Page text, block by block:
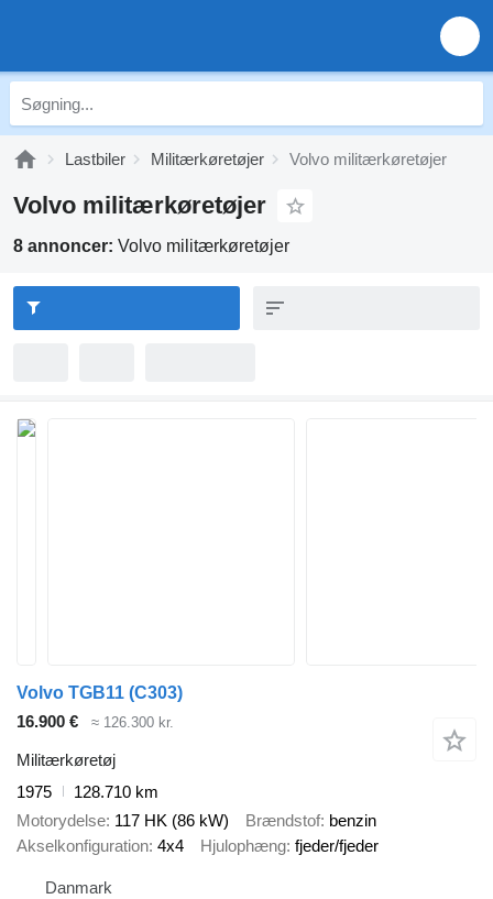
Lastbiler Militærkøretøjer Volvo militærkøretøjer
Volvo militærkøretøjer
8 annoncer: Volvo militærkøretøjer
Volvo TGB11 (C303)
16.900 €
≈ 126.300 kr.
Militærkøretøj
1975
128.710 km
Motorydelse 117 HK (86 kW) Brændstof benzin
Akselkonfiguration 4x4 Hjulophæng fjeder/fjeder
Danmark